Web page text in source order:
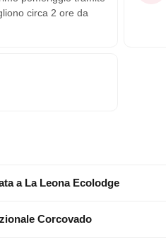
circa 2 ore da
a La Leona Ecolodge
Corcovado